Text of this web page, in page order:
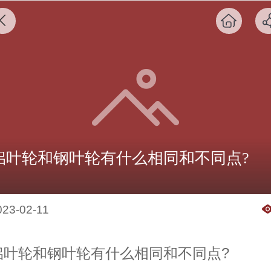
叶轮和钢叶轮有什么相同和不同点?
02-11
叶轮和钢叶轮有什么相同和不同点?